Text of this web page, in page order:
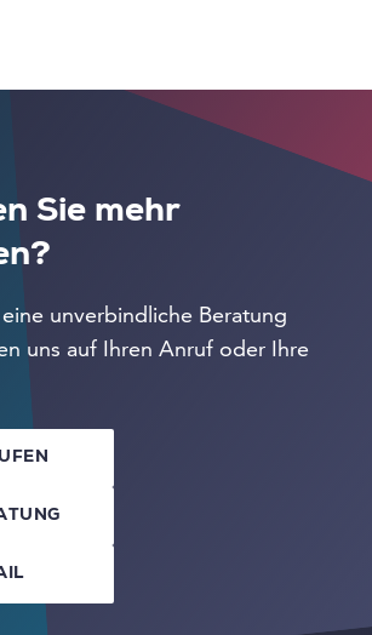
Sie mehr
unverbindliche Beratung
uns auf Ihren Anruf oder Ihre